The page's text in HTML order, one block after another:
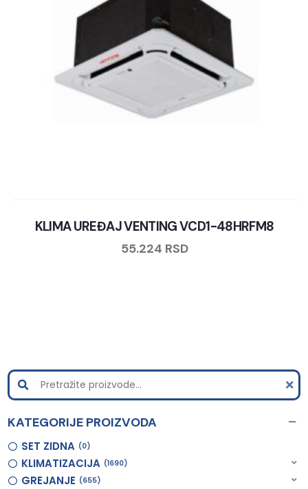
KLIMA UREĐAJ VENTING VCD1-48HRFM8
55.224 RSD
KATEGORIJE PROIZVODA
SET ZIDNA 0
KLIMATIZACIJA 1690
GREJANJE 655